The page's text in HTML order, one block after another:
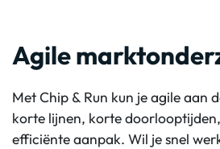
Agile
Met Chip & Run kun je agile aan
korte lijnen, korte
efficiënte aanpak. Wil je snel